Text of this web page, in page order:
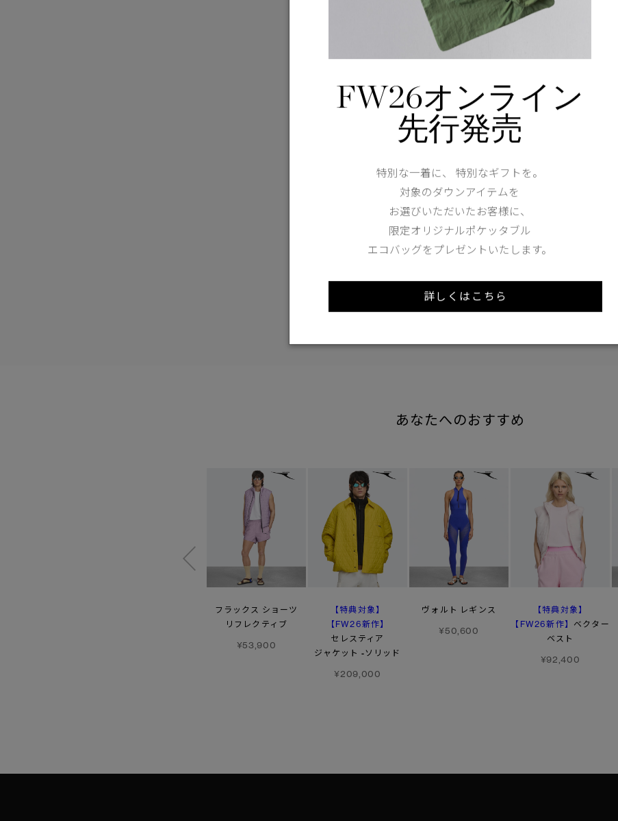
Shoulder width
173cm 70kgRecommended
あなたへのおすすめ
フラックス ショーツ
リフレクティブ
¥53,900
【特典対象】
【FW26新作】
セレスティア
ジャケット -ソリッド
¥209,000
ヴォルト レギンス
¥50,600
【特典対象】
【FW26新作】
ベクター
ベスト
¥92,400
FW26オンライン
先行発売
特別な一着に、 特別なギフトを。
対象のダウンアイテムを
お選びいただいたお客様に、
限定オリジナルポケッタブル
エコバッグをプレゼントいたします。
詳しくはこちら